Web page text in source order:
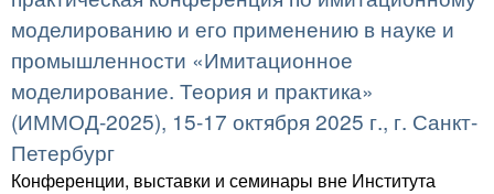
моделированию и его применению в науке и
промышленности «Имитационное
моделирование. Теория и практика»
(ИММОД-2025), 15-17 октября 2025 г., г. Санкт-
Петербург
Конференции, выставки и семинары вне Института